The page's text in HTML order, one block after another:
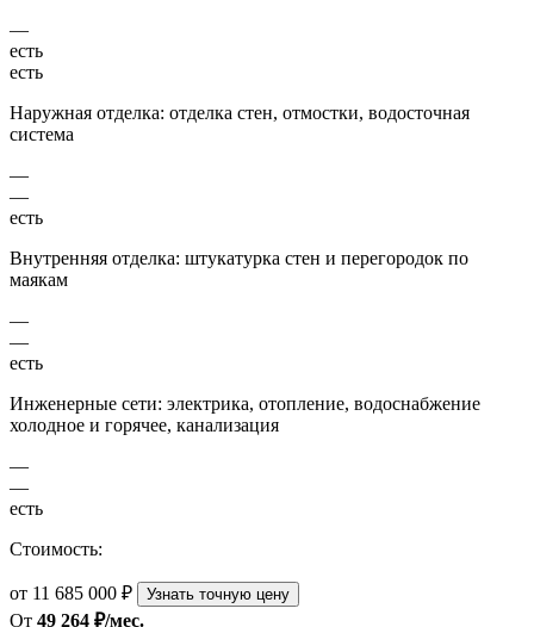
—
есть
есть
Наружная отделка: отделка стен, отмостки, водосточная
система
—
—
есть
Внутренняя отделка: штукатурка стен и перегородок по
маякам
—
—
есть
Инженерные сети: электрика, отопление, водоснабжение
холодное и горячее, канализация
—
—
есть
Стоимость:
от 11 685 000 ₽ Узнать точную цену
От 49 264 ₽/мес.